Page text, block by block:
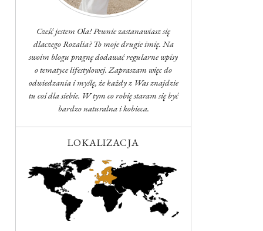
Cześć jestem Ola! Pewnie zastanawiasz się
dlaczego Rozalia? To moje drugie imię. Na
swoim blogu pragnę dodawać regularne wpisy
o tematyce lifestylowej. Zapraszam więc do
odwiedzania i myślę, że każdy z Was znajdzie
tu coś dla siebie. W tym co robię staram się być
bardzo naturalna i kobieca.
LOKALIZACJA